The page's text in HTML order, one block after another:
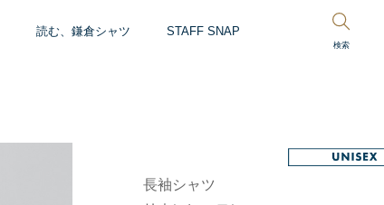
読む、鎌倉シャツ STAFF SNAP
検索
長袖シャツ